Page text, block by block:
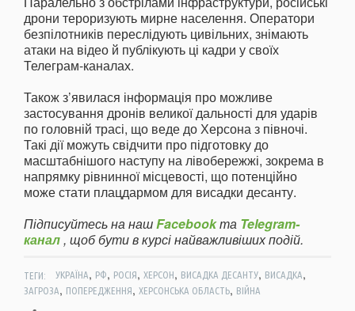
дрони тероризують мирне населення. Оператори
безпілотників переслідують цивільних, знімають
атаки на відео й публікують ці кадри у своїх
Телеграм-каналах.
Також з’явилася інформація про можливе
застосування дронів великої дальності для ударів
по головній трасі, що веде до Херсона з півночі.
Такі дії можуть свідчити про підготовку до
масштабнішого наступу на лівобережжі, зокрема в
напрямку рівнинної місцевості, що потенційно
може стати плацдармом для висадки десанту.
Підписуйтесь на нашFacebookта Telegram-
канал, щоб бути в курсі найважливіших подій.
ТЕГИ: УКРАЇНА, РФ, РОСІЯ, ХЕРСОН, ВИСАДКА ДЕСАНТУ, ВИСАДКА,
ЗАГРОЗА, ПОПЕРЕДЖЕННЯ, ХЕРСОНСЬКА ОБЛАСТЬ, ВІЙНА